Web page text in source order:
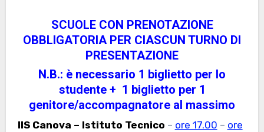
SCUOLE CON PRENOTAZIONE
OBBLIGATORIA PER CIASCUN TURNO DI
PRESENTAZIONE
N.B.: è necessario 1 biglietto per lo
studente + 1 biglietto per 1
genitore/accompagnatore al massimo
IIS Canova – Istituto Tecnico – ore 17.00 – ore